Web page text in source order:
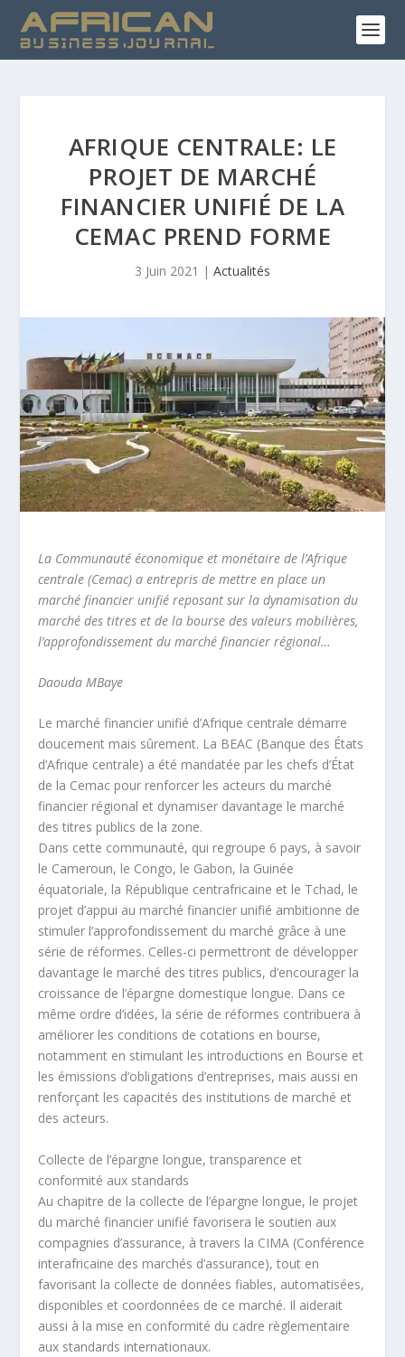
AFRIQUE CENTRALE: LE
PROJET DE MARCHÉ
FINANCIER UNIFIÉ DE LA
CEMAC PREND FORME
3 Juin 2021 | Actualités
La Communauté économique et monétaire de l’Afrique
centrale (Cemac) a entrepris de mettre en place un
marché financier unifié reposant sur la dynamisation du
marché des titres et de la bourse des valeurs mobilières,
l’approfondissement du marché financier régional…
Daouda MBaye
Le marché financier unifié d’Afrique centrale démarre
doucement mais sûrement. La BEAC (Banque des États
d’Afrique centrale) a été mandatée par les chefs d’État
de la Cemac pour renforcer les acteurs du marché
financier régional et dynamiser davantage le marché
des titres publics de la zone.
Dans cette communauté, qui regroupe 6 pays, à savoir
le Cameroun, le Congo, le Gabon, la Guinée
équatoriale, la République centrafricaine et le Tchad, le
projet d’appui au marché financier unifié ambitionne de
stimuler l’approfondissement du marché grâce à une
série de réformes. Celles-ci permettront de développer
davantage le marché des titres publics, d’encourager la
croissance de l’épargne domestique longue. Dans ce
même ordre d’idées, la série de réformes contribuera à
améliorer les conditions de cotations en bourse,
notamment en stimulant les introductions en Bourse et
les émissions d’obligations d’entreprises, mais aussi en
renforçant les capacités des institutions de marché et
des acteurs.
Collecte de l’épargne longue, transparence et
conformité aux standards
Au chapitre de la collecte de l’épargne longue, le projet
du marché financier unifié favorisera le soutien aux
compagnies d’assurance, à travers la CIMA (Conférence
interafricaine des marchés d’assurance), tout en
favorisant la collecte de données fiables, automatisées,
disponibles et coordonnées de ce marché. Il aiderait
aussi à la mise en conformité du cadre règlementaire
aux standards internationaux.